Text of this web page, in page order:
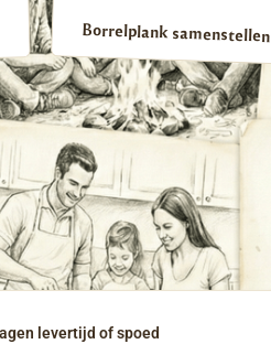
Borrelplank samenstellen
levertijd of spoed